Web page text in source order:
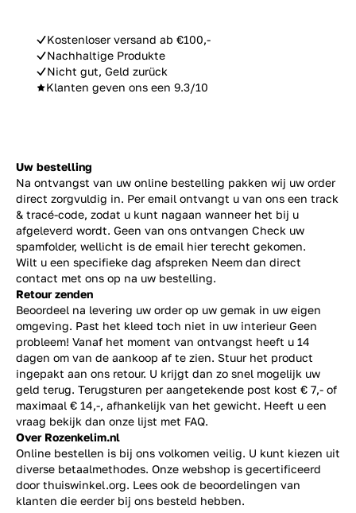
Kostenloser versand ab €100,-
Nachhaltige Produkte
Nicht gut, Geld zurück
Klanten geven ons een 9.3/10
Uw bestelling
Na ontvangst van uw online bestelling pakken wij uw order
direct zorgvuldig in. Per email ontvangt u van ons een track
& tracé-code, zodat u kunt nagaan wanneer het bij u
afgeleverd wordt. Geen van ons ontvangen Check uw
spamfolder, wellicht is de email hier terecht gekomen.
Wilt u een specifieke dag afspreken Neem dan direct
contact met ons op na uw bestelling.
Retour zenden
Beoordeel na levering uw order op uw gemak in uw eigen
omgeving. Past het kleed toch niet in uw interieur Geen
probleem! Vanaf het moment van ontvangst heeft u 14
dagen om van de aankoop af te zien. Stuur het product
ingepakt aan ons retour. U krijgt dan zo snel mogelijk uw
geld terug. Terugsturen per aangetekende post kost € 7,- of
maximaal € 14,-, afhankelijk van het gewicht. Heeft u een
vraag bekijk dan onze lijst met FAQ.
Over Rozenkelim.nl
Online bestellen is bij ons volkomen veilig. U kunt kiezen uit
diverse betaalmethodes. Onze webshop is gecertificeerd
door thuiswinkel.org. Lees ook de beoordelingen van
klanten die eerder bij ons besteld hebben.